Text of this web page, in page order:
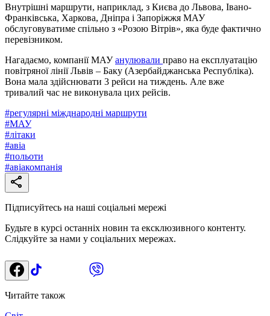
Внутрішні маршрути, наприклад, з Києва до Львова, Івано-
Франківська, Харкова, Дніпра і Запоріжжя МАУ
обслуговуватиме спільно з «Розою Вітрів», яка буде фактично
перевізником.
Нагадаємо, компанії МАУанулювали право на експлуатацію
повітряної лінії Львів – Баку (Азербайджанська Республіка).
Вона мала здійснювати 3 рейси на тиждень. Але вже
тривалий час не виконувала цих рейсів.
#регулярні міжднародні маршрути
#МАУ
#літаки
#авіа
#польоти
#авіакомпанія
Підписуйтесь на наші соціальні мережі
Будьте в курсі останніх новин та ексклюзивного контенту.
Слідкуйте за нами у соціальних мережах.
Читайте також